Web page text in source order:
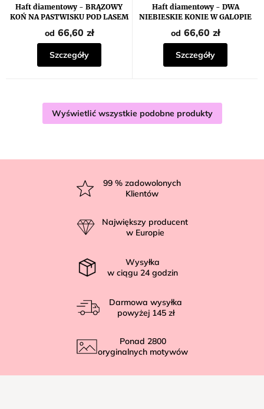
Haft diamentowy - BRĄZOWY
KOŃ NA PASTWISKU POD LASEM
od 66,60 zł
Szczegóły
Haft diamentowy - DWA
NIEBIESKIE KONIE W GALOPIE
od 66,60 zł
Szczegóły
Wyświetlić wszystkie podobne produkty
99 % zadowolonych
Klientów
Największy producent
w Europie
Wysyłka
w ciągu 24 godzin
Darmowa wysyłka
powyżej 145 zł
Ponad 2800
oryginalnych motywów